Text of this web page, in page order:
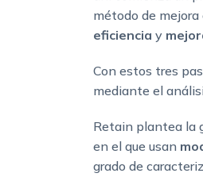
método de
eficiencia y
Con estos tres
mediante el
Retain plantea la
en el que usan
grado de